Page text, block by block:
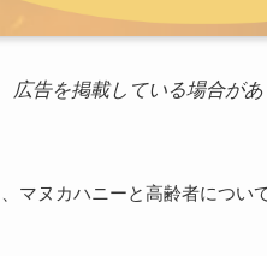
告を掲載している場合があ
マヌカハニーと高齢者につい